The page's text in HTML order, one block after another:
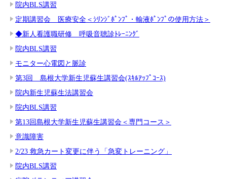
院内BLS講習
定期講習会 医療安全＜ｼﾘﾝｼﾞﾎﾟﾝﾌﾟ・輸液ﾎﾟﾝﾌﾟの使用方法＞
◆新人看護職研修 呼吸音聴診ﾄﾚｰﾆﾝｸﾞ
院内BLS講習
モニター心電図と脈診
第3回 島根大学新生児蘇生講習会(ｽｷﾙｱｯﾌﾟｺｰｽ)
院内新生児蘇生法講習会
院内BLS講習
第13回島根大学新生児蘇生講習会＜専門コース＞
意識障害
2/23 救急カート変更に伴う「急変トレーニング」
院内BLS講習